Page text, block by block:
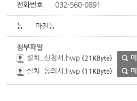
전화번호 032-560-0891
동 마전동
첨부파일
설치_신청서.hwp (21KByte)
설치_동의서.hwp (11KByte)